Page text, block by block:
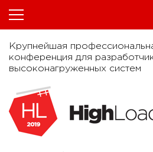
Крупнейшая
конференция для
высоконагруженных систем